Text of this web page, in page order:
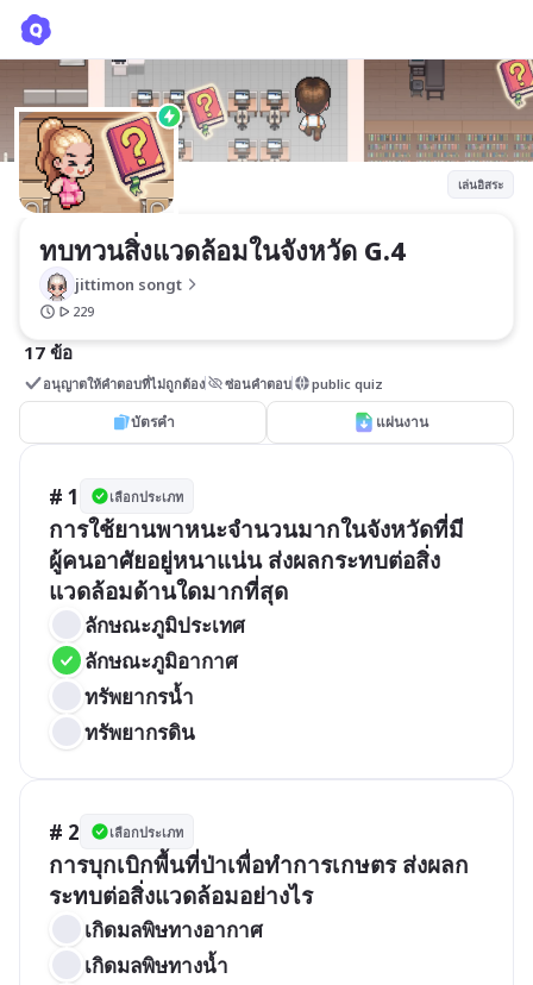
เล่นอิสระ
ทบทวนสิ่งแวดล้อมในจังหวัด G.4
jittimon songt
229
17 ข้อ
อนุญาตให้คำตอบที่ไม่ถูกต้อง ซ่อนคำตอบ public quiz
บัตรคำ แผ่นงาน
# 1 เลือกประเภท
การใช้ยานพาหนะจำนวนมากในจังหวัดที่มี
ผู้คนอาศัยอยู่หนาแน่น ส่งผลกระทบต่อสิ่ง
แวดล้อมด้านใดมากที่สุด
ลักษณะภูมิประเทศ
ลักษณะภูมิอากาศ
ทรัพยากรน้ำ
ทรัพยากรดิน
# 2 เลือกประเภท
การบุกเบิกพื้นที่ป่าเพื่อทำการเกษตร ส่งผลก
ระทบต่อสิ่งแวดล้อมอย่างไร
เกิดมลพิษทางอากาศ
เกิดมลพิษทางน้ำ